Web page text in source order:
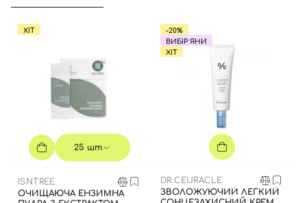
ХІТ
25 шт
ISNTREE
ОЧИЩАЮЧА ЕНЗИМНА
-20%
ВИБІР ЯНИ
ХІТ
DR.CEURACLE
ЗВОЛОЖУЮЧИЙ ЛЕГКИЙ